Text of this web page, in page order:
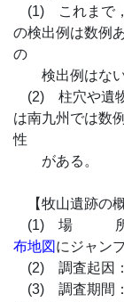
(1) これまで，
の検出例は数例
の
検出例はない
(2) 柱穴や遺物
は南九州では数
性
がある。
【牧山遺跡の概
(1) 場 所
布地図 にジャン
(2) 調査起因
(3) 調査期間：